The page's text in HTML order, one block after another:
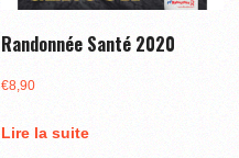
Randonnée Santé 2020
€8,90
Lire la suite